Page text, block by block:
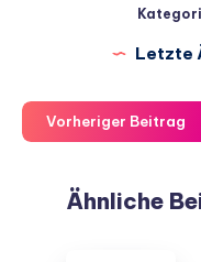
Letzte
Vorheriger Beitrag
Ähnliche